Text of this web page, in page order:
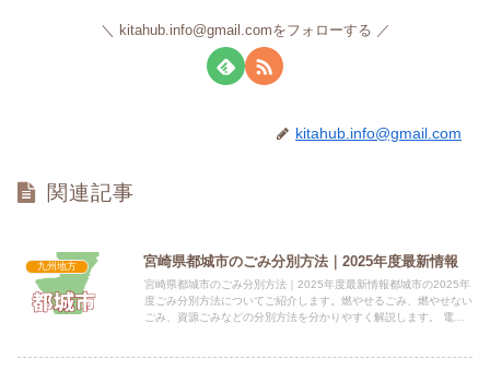
kitahub.info@gmail.comをフォローする
kitahub.info@gmail.com
関連記事
九州地方 宮崎県都城市のごみ分別方法｜2025年度最新情報
宮崎県都城市のごみ分別方法｜2025年度最新情報都城市の2025年
度ごみ分別方法についてご紹介します。燃やせるごみ、燃やせない
ごみ、資源ごみなどの分別方法を分かりやすく解説します。 電話